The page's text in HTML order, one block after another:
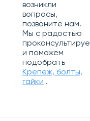
возникли
вопросы,
позвоните нам.
Мы с радостью
и поможем
подобрать
Крепеж, болты,
гайки .